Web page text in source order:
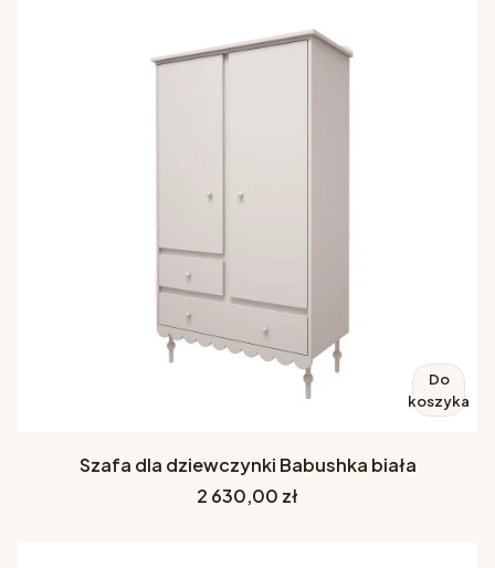
Do
koszyka
Szafa dla dziewczynki Babushka biała
Cena
2 630,00 zł